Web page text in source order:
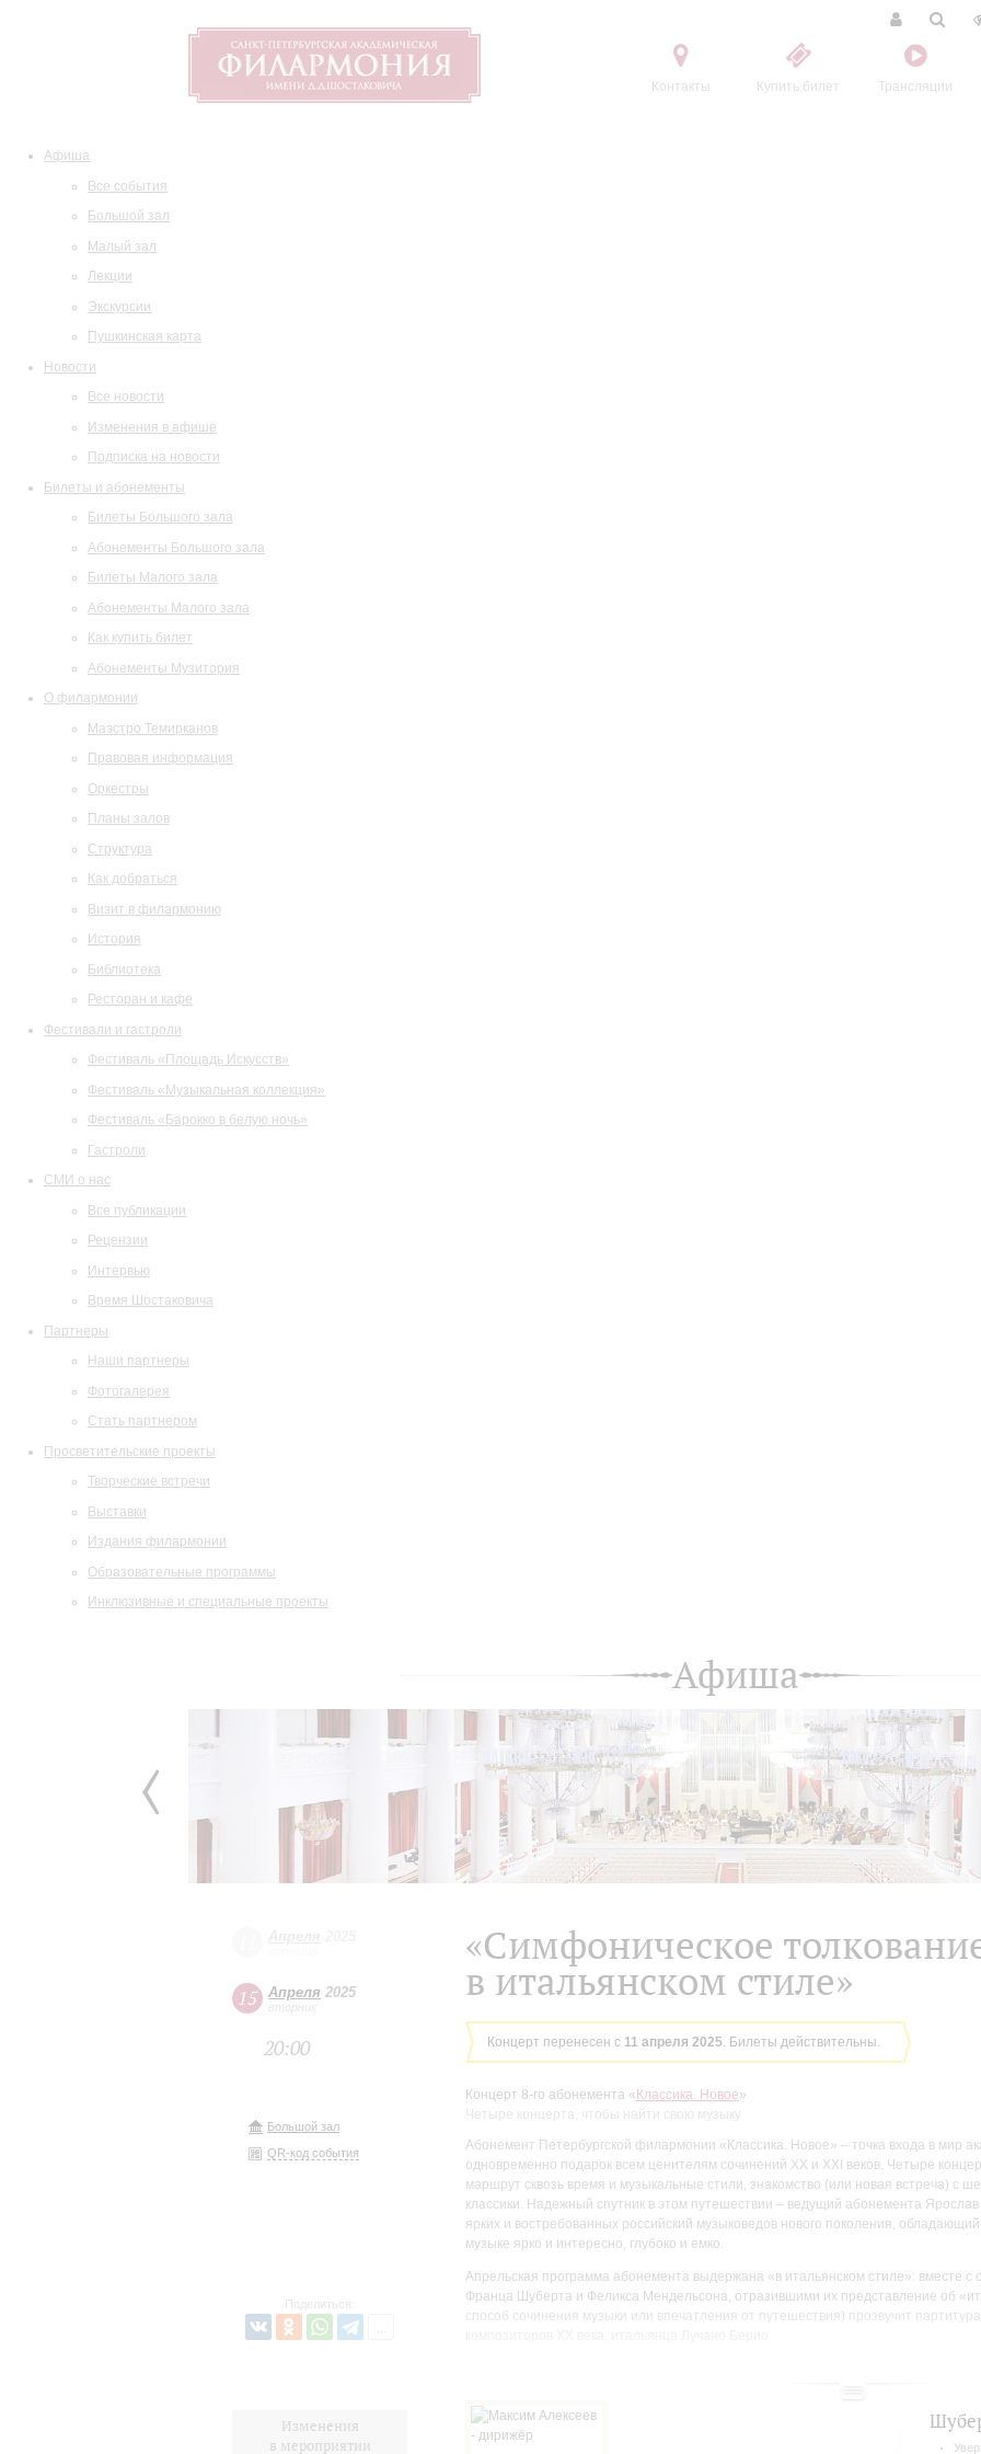
Контакты Купить билет Трансляции
Афиша
Все события
Большой зал
Малый зал
Лекции
Экскурсии
Пушкинская карта
Новости
Все новости
Изменения в афише
Подписка на новости
Билеты и абонементы
Билеты Большого зала
Абонементы Большого зала
Билеты Малого зала
Абонементы Малого зала
Как купить билет
Абонементы Музитория
О филармонии
Маэстро Темирканов
Правовая информация
Оркестры
Планы залов
Структура
Как добраться
Визит в филармонию
История
Библиотека
Ресторан и кафе
Фестивали и гастроли
Фестиваль «Площадь Искусств»
Фестиваль «Музыкальная коллекция»
Фестиваль «Барокко в белую ночь»
Гастроли
СМИ о нас
Все публикации
Рецензии
Интервью
Время Шостаковича
Партнеры
Наши партнеры
Фотогалерея
Стать партнером
Просветительские проекты
Творческие встречи
Выставки
Издания филармонии
Образовательные программы
Инклюзивные и специальные проекты
Афиша
15 Апреля 2025
вторник
20:00
Большой зал
QR-код события
Поделиться:
Изменения
в мероприятии
«Симфоническое
в итальянском стиле»
Концерт перенесен с 11 апреля 2025. Билеты действительны.
Концерт 8-го абонемента « Классика. Новое»
Четыре концерта, чтобы найти свою музыку
Абонемент Петербургской филармонии «Классика. Новое» – точка входа в мир
одновременно подарок всем ценителям сочинений XX и XXI веков. Четыре
маршрут сквозь время и музыкальные стили, знакомство (или новая встреча) с
классики. Надежный спутник в этом путешествии – ведущий абонемента
ярких и востребованных российский музыковедов нового поколения,
музыке ярко и интересно, глубоко и емко.
Апрельская программа абонемента выдержана «в итальянском стиле»: вместе с
Франца Шуберта и Феликса Мендельсона, отразившими их представление об
способ сочинения музыки или впечатления от путешествия) прозвучит
Шубертом (точнее, с созданным им текстом), и своего рода «игра в стиль». В
ненаписанной Симфонии № 10, над которой 31-летний композитор работал в
трагически краткой жизни. Способ, которым Берио обходится с этим